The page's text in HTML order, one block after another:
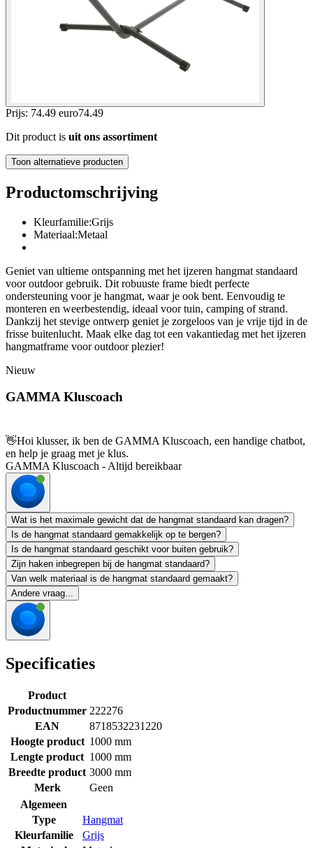
Prijs: 74.49 euro74.49
Dit product is uit ons assortiment
Toon alternatieve producten
Productomschrijving
Kleurfamilie:Grijs
Materiaal:Metaal
Geniet van ultieme ontspanning met het ijzeren hangmat standaard
voor outdoor gebruik. Dit robuuste frame biedt perfecte
ondersteuning voor je hangmat, waar je ook bent. Eenvoudig te
monteren en weerbestendig, ideaal voor tuin, camping of strand.
Dankzij het stevige ontwerp geniet je zorgeloos van je vrije tijd in de
frisse buitenlucht. Maak elke dag tot een vakantiedag met het ijzeren
hangmatframe voor outdoor plezier!
Nieuw
GAMMA Kluscoach
👋Hoi klusser, ik ben de GAMMA Kluscoach, een handige chatbot,
en help je graag met je klus.
GAMMA Kluscoach - Altijd bereikbaar
Wat is het maximale gewicht dat de hangmat standaard kan dragen?
Is de hangmat standaard gemakkelijk op te bergen?
Is de hangmat standaard geschikt voor buiten gebruik?
Zijn haken inbegrepen bij de hangmat standaard?
Van welk materiaal is de hangmat standaard gemaakt?
Andere vraag...
Specificaties
Product
Productnummer 222276
EAN
8718532231220
Hoogte product 1000 mm
Lengte product 1000 mm
Breedte product 3000 mm
Merk
Geen
Algemeen
Type
Hangmat
Kleurfamilie
Grijs